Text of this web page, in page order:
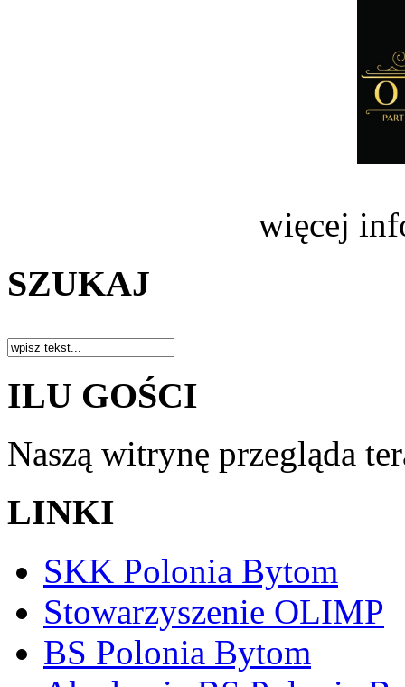
więcej
SZUKAJ
ILU GOŚCI
Naszą witrynę przegląda
LINKI
SKK Polonia Bytom
Stowarzyszenie OLIMP
BS Polonia Bytom